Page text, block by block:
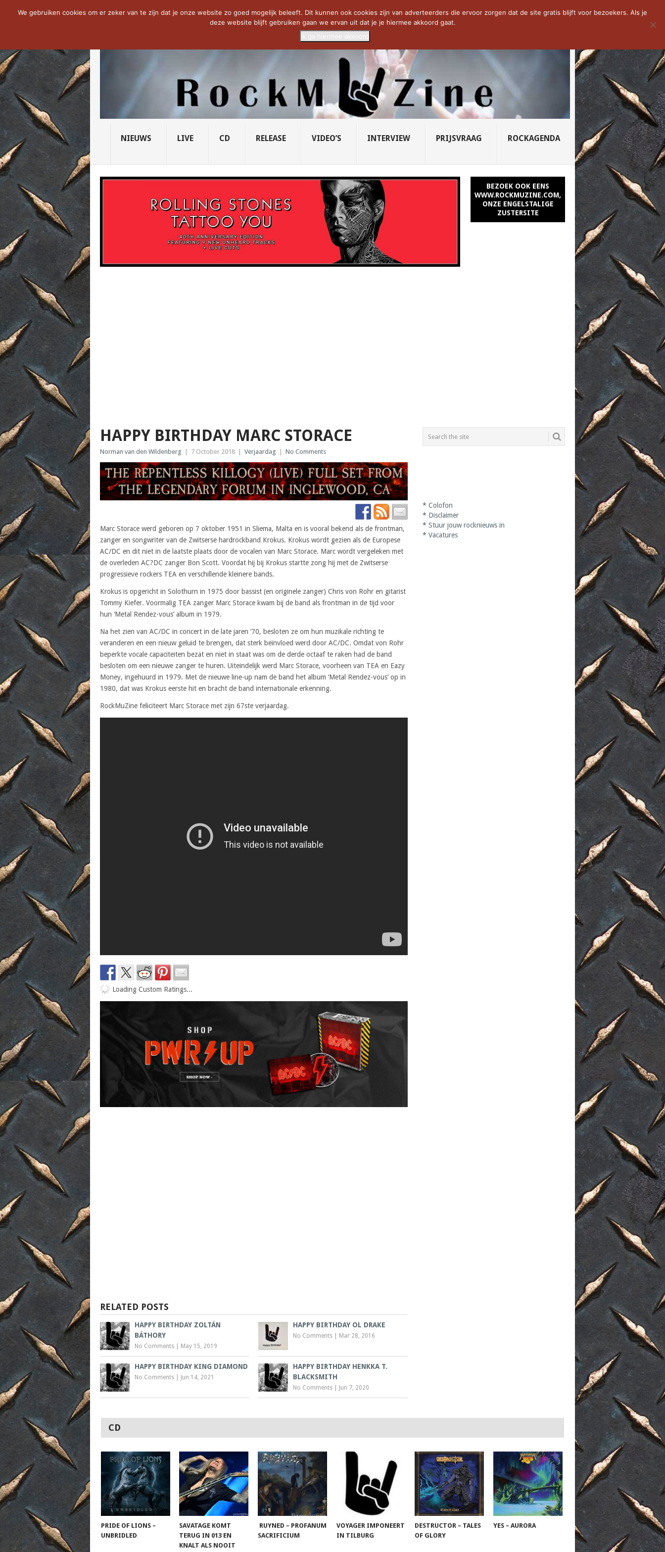
NOW TRENDING: PRIDE OF LIONS – U... SAVATAGE KOMT TERUG IN 0... CD VAN DE WEEK: SLEEPING... RUYNED – PROFANU...
NIEUWS LIVE CD RELEASE VIDEO’S INTERVIEW PRIJSVRAAG ROCKAGENDA
BEZOEK OOK EENS
WWW.ROCKMUZINE.COM,
ONZE ENGELSTALIGE
ZUSTERSITE
HAPPY BIRTHDAY MARC STORACE
Norman van den Wildenberg 7 October 2018 Verjaardag No Comments
Marc Storace werd geboren op 7 oktober 1951 in Sliema, Malta en is vooral bekend als de frontman,
zanger en songwriter van de Zwitserse hardrockband Krokus. Krokus wordt gezien als de Europese
AC/DC en dit niet in de laatste plaats door de vocalen van Marc Storace. Marc wordt vergeleken met
de overleden AC?DC zanger Bon Scott. Voordat hij bij Krokus startte zong hij met de Zwitserse
progressieve rockers TEA en verschillende kleinere bands.
Krokus is opgericht in Solothurn in 1975 door bassist (en originele zanger) Chris von Rohr en gitarist
Tommy Kiefer. Voormalig TEA zanger Marc Storace kwam bij de band als frontman in de tijd voor
hun ‘Metal Rendez-vous’ album in 1979.
Na het zien van AC/DC in concert in de late jaren ’70, besloten ze om hun muzikale richting te
veranderen en een nieuw geluid te brengen, dat sterk beïnvloed werd door AC/DC. Omdat von Rohr
beperkte vocale capaciteiten bezat en niet in staat was om de derde octaaf te raken had de band
besloten om een nieuwe zanger te huren. Uiteindelijk werd Marc Storace, voorheen van TEA en Eazy
Money, ingehuurd in 1979. Met de nieuwe line-up nam de band het album ‘Metal Rendez-vous’ op in
1980, dat was Krokus eerste hit en bracht de band internationale erkenning.
RockMuZine feliciteert Marc Storace met zijn 67ste verjaardag.
Loading Custom Ratings...
RELATED POSTS
HAPPY BIRTHDAY ZOLTÁN
BÁTHORY
No Comments May 15, 2019
HAPPY BIRTHDAY OL DRAKE
No Comments Mar 28, 2016
HAPPY BIRTHDAY KING DIAMOND
No Comments Jun 14, 2021
HAPPY BIRTHDAY HENKKA T.
BLACKSMITH
No Comments Jun 7, 2020
*Colofon
* Disclaimer
*Stuur jouw rocknieuws in
*Vacatures
CD
PRIDE OF LIONS –
UNBRIDLED
SAVATAGE KOMT
TERUG IN 013 EN
KNALT ALS NOOIT
RUYNED – PROFANUM
SACRIFICIUM
VOYAGER IMPONEERT
IN TILBURG
DESTRUCTOR – TALES
OF GLORY
YES – AURORA
We gebruiken cookies om er zeker van te zijn dat je onze website zo goed mogelijk beleeft. Dit kunnen ook cookies zijn van adverteerders die ervoor zorgen dat de site gratis blijft voor bezoekers. Als je
deze website blijft gebruiken gaan we ervan uit dat je je hiermee akkoord gaat.
Ik ga hiermee akkoord